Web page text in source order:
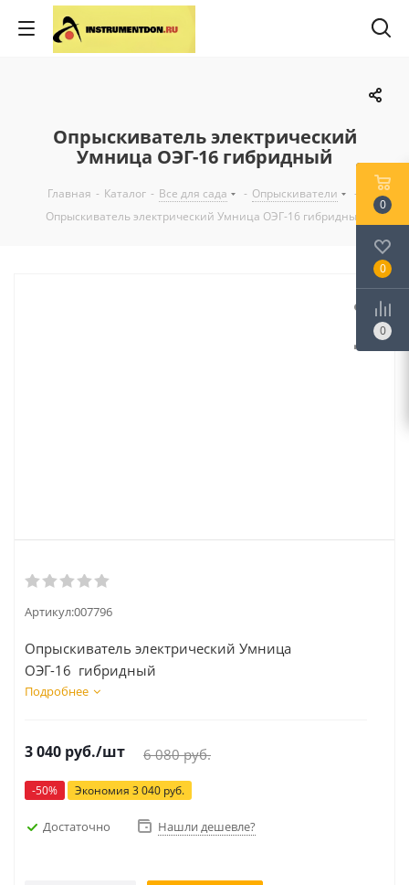
Опрыскиватель электрический
Умница ОЭГ-16 гибридный
Главная - Каталог - Все для сада - Опрыскиватели
-
Опрыскиватель электрический Умница ОЭГ-16 гибридный
Артикул:007796
Опрыскиватель электрический Умница
ОЭГ-16 гибридный
Подробнее
3 040 руб./шт 6 080руб.
-50% Экономия 3 040 руб.
Достаточно Нашли дешевле?
0
0
0